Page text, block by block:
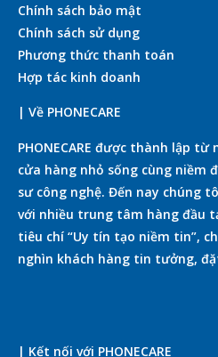
Chính sách bảo mật
Chính sách sử dụng
Phương thức thanh toán
Hợp tác kinh doanh
| Về PHONECARE
PHONECARE được thành lập
cửa hàng nhỏ sống cùng niềm
sư công nghệ. Đến nay chúng
với nhiều trung tâm hàng đầu
tiêu chí “Uy tín tạo niềm tin”,
nghìn khách hàng tin tưởng,
| Kết nối với PHONECARE